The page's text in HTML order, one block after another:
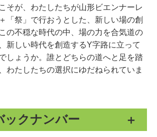
そが、わたしたちが山形ビエンナーレ
「祭」で行おうとした、新しい場の創
の不穏な時代の中、場の力を合気道の
新しい時代を創造するY字路に立って
しょうか。誰とどちらの道へと足を踏
わたしたちの選択にゆだねられていま
ックナンバー